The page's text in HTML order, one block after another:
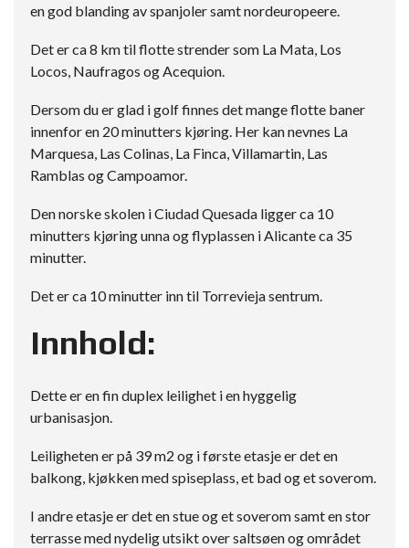
en god blanding av spanjoler samt nordeuropeere.
Det er ca 8 km til flotte strender som La Mata, Los
Locos, Naufragos og Acequion.
Dersom du er glad i golf finnes det mange flotte baner
innenfor en 20 minutters kjøring. Her kan nevnes La
Marquesa, Las Colinas, La Finca, Villamartin, Las
Ramblas og Campoamor.
Den norske skolen i Ciudad Quesada ligger ca 10
minutters kjøring unna og flyplassen i Alicante ca 35
minutter.
Det er ca 10 minutter inn til Torrevieja sentrum.
Innhold:
Dette er en fin duplex leilighet i en hyggelig
urbanisasjon.
Leiligheten er på 39 m2 og i første etasje er det en
balkong, kjøkken med spiseplass, et bad og et soverom.
I andre etasje er det en stue og et soverom samt en stor
terrasse med nydelig utsikt over saltsøen og området